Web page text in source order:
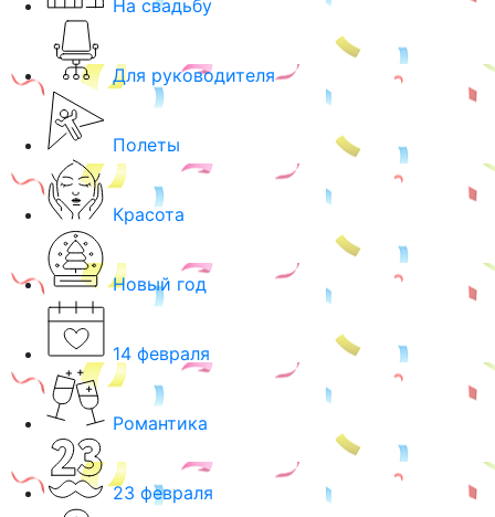
На свадьбу
Для руководителя
Полеты
Красота
Новый год
14 февраля
Романтика
23 февраля